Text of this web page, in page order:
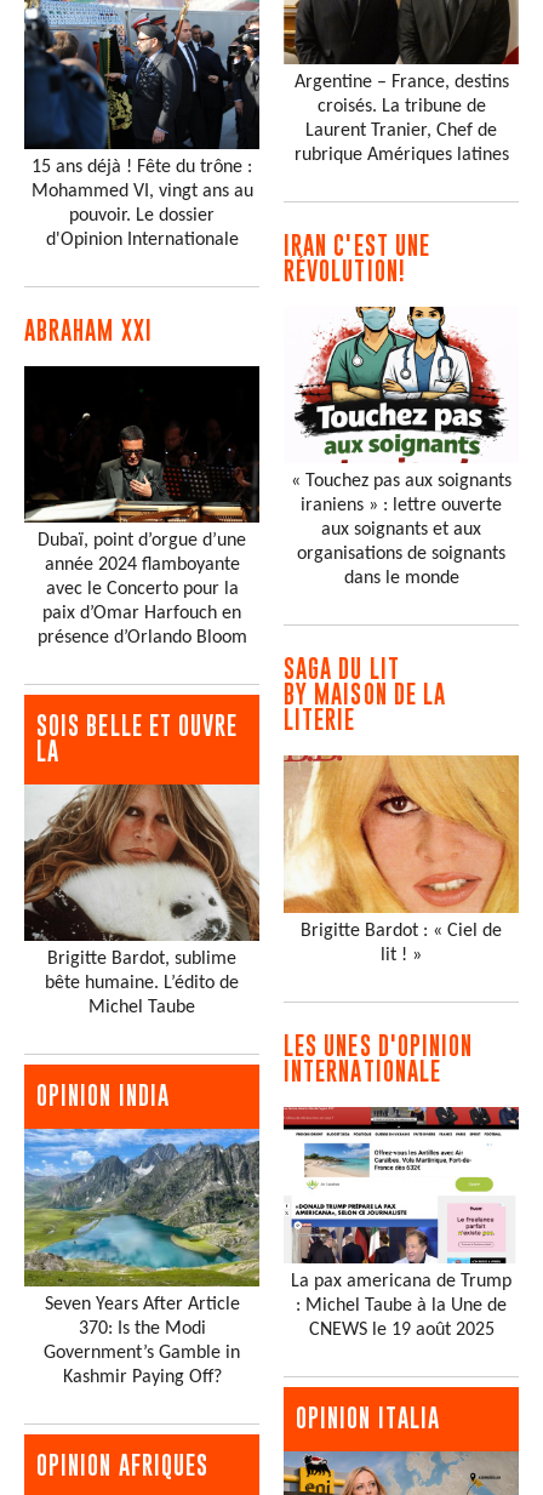
15 ans déjà ! Fête du trône :
Mohammed VI, vingt ans au
pouvoir. Le dossier
d'Opinion Internationale
ABRAHAM XXI
Dubaï, point d’orgue d’une
année 2024 flamboyante
avec le Concerto pour la
paix d’Omar Harfouch en
présence d’Orlando Bloom
SOIS BELLE ET OUVRE
LA
Brigitte Bardot, sublime
bête humaine. L’édito de
Michel Taube
OPINION INDIA
Seven Years After Article
370: Is the Modi
Government’s Gamble in
Kashmir Paying Off?
OPINION AFRIQUES
Argentine – France, destins
croisés. La tribune de
Laurent Tranier, Chef de
rubrique Amériques latines
IRAN C'EST UNE
RÉVOLUTION!
« Touchez pas aux soignants
iraniens » : lettre ouverte
aux soignants et aux
organisations de soignants
dans le monde
SAGA DU LIT
BY MAISON DE LA
LITERIE
Brigitte Bardot : « Ciel de
lit ! »
LES UNES D'OPINION
INTERNATIONALE
La pax americana de Trump
: Michel Taube à la Une de
CNEWS le 19 août 2025
OPINION ITALIA